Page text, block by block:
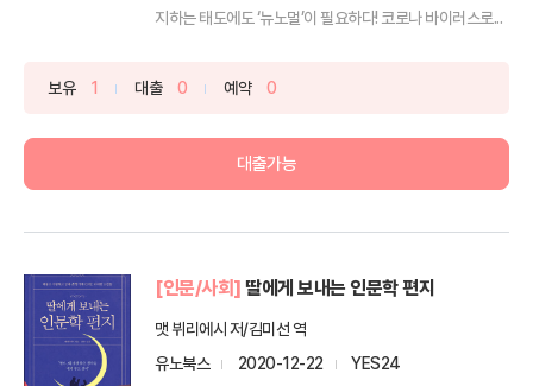
지하는 태도에도 ‘뉴노멀’이 필요하다! 코로나 바이러스로...
보유 1 대출 0 예약 0
대출가능
[인문/사회] 딸에게 보내는 인문학 편지
맷 뷔리에시 저/김미선 역
유노북스
2020-12-22
YES24